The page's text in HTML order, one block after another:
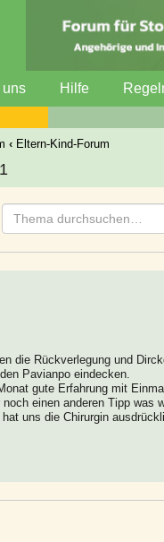
uns Hilfe
‹ Eltern-Kind-Forum
die Rückverlegung und
Pavianpo eindecken.
gute Erfahrung mit
einen anderen Tipp was
uns die Chirurgin